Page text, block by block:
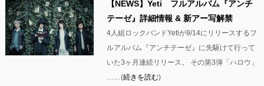
【NEWS】Yeti フルアルバム『アンチ
テーゼ』詳細情報 & 新アー写解禁
4人組ロックバンドYetiが9/14にリリースするフ
ルアルバム『アンチテーゼ』に先駆けて行って
いた3ヶ月連続リリース。 その第3弾「ハロウ」
……(続きを読む)